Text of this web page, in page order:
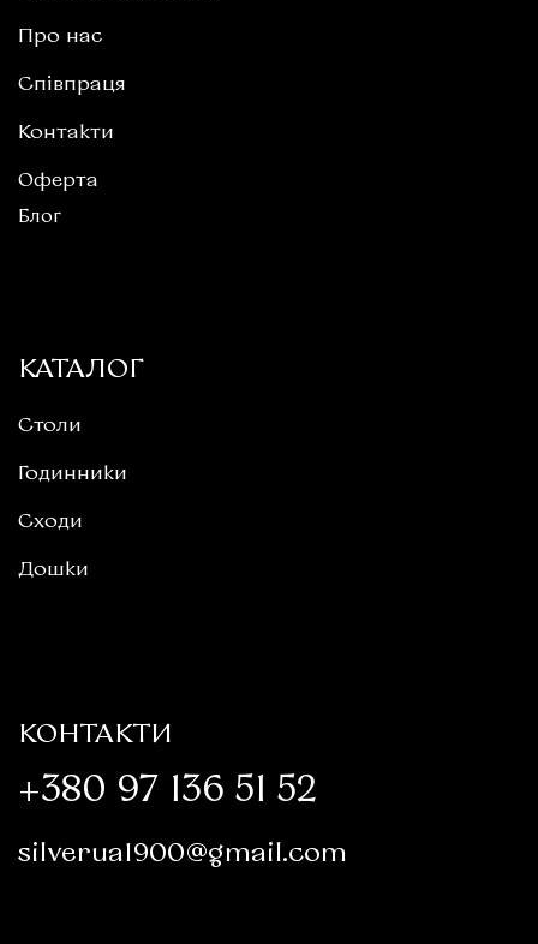
Про нас
Співпраця
Контакти
Оферта
Блог
КАТАЛОГ
Столи
Годинники
Сходи
Дошки
КОНТАКТИ
+380 97 136 51 52
silverua1900@gmail.com